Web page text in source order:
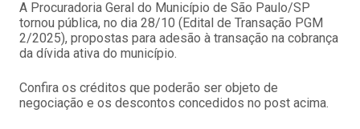
A Procuradoria Geral do Município de São Paulo/SP
tornou pública, no dia 28/10 (Edital de Transação PGM
2/2025), propostas para adesão à transação na cobrança
da dívida ativa do município.
Confira os créditos que poderão ser objeto de
negociação e os descontos concedidos no post acima.